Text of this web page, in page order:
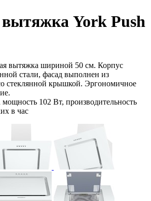
York Push
вытяжка шириной 50 см. Корпус
стали, фасад выполнен из
стеклянной крышкой. Эргономичное
102 Вт, производительность
в час